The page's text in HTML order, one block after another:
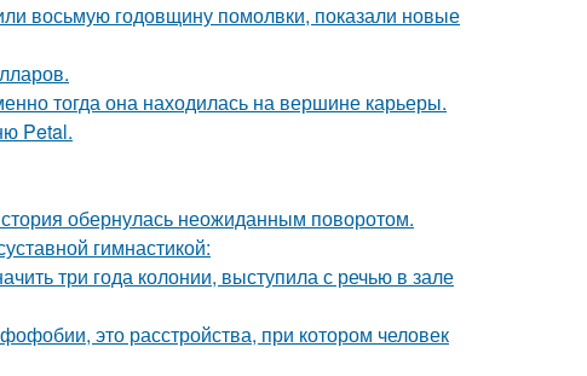
восьмую годовщину помолвки, показали новые
тогда она находилась на вершине карьеры.
Petal.
обернулась неожиданным поворотом.
гимнастикой:
три года колонии, выступила с речью в зале
это расстройства, при котором человек